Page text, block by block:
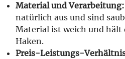
Material und Verarbeitung:
natürlich aus und sind
Material ist weich und hält
Haken.
Preis-Leistungs-